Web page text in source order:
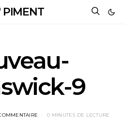
PIMENT
9
0 MINUTES DE LECTURE